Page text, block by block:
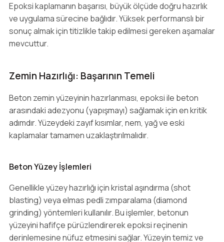
Epoksi kaplamanın başarısı, büyük ölçüde doğru hazırlık
ve uygulama sürecine bağlıdır. Yüksek performanslı bir
sonuç almak için titizlikle takip edilmesi gereken aşamalar
mevcuttur.
Zemin Hazırlığı: Başarının Temeli
Beton zemin yüzeyinin hazırlanması, epoksi ile beton
arasındaki adezyonu (yapışmayı) sağlamak için en kritik
adımdır. Yüzeydeki zayıf kısımlar, nem, yağ ve eski
kaplamalar tamamen uzaklaştırılmalıdır.
Beton Yüzey İşlemleri
Genellikle yüzey hazırlığı için kristal aşındırma (shot
blasting) veya elmas pedli zımparalama (diamond
grinding) yöntemleri kullanılır. Bu işlemler, betonun
yüzeyini hafifçe pürüzlendirerek epoksi reçinenin
derinlemesine nüfuz etmesini sağlar. Yüzeyin temiz ve